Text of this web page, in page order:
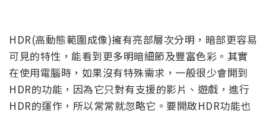
HDR(高動態範圍成像)擁有亮部層次分明，暗部更容易
可見的特性，能看到更多明暗細節及豐富色彩。其實
在使用電腦時，如果沒有特殊需求，一般很少會開到
HDR的功能，因為它只對有支援的影片、遊戲，進行
HDR的運作，所以常常就忽略它。要開啟HDR功能也